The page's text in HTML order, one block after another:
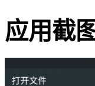
应用截图